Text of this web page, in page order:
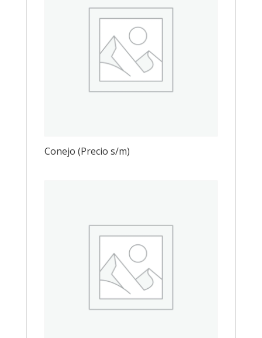
Conejo (Precio s/m)